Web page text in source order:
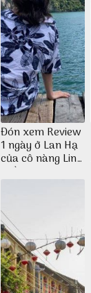
Đón xem Review
1 ngày ở Lan Hạ
của cô nàng Linh
Trần